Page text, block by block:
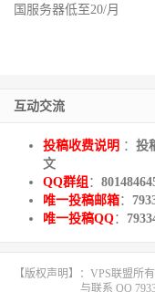
国服务器低至20/月
互动交流
投稿收费说明 ： 投
文
QQ群组 ：
唯一投稿邮箱：
唯一投稿QQ：
【版权声明】：VPS联盟所
与联系 QQ